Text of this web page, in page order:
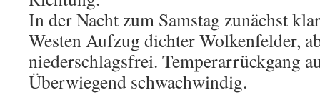
In der Nacht zum Samstag zunächst
Westen Aufzug dichter Wolkenfelder,
niederschlagsfrei. Temperarrückgang
Überwiegend schwachwindig.